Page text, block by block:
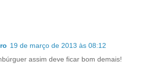
19 de março de 2013 às 08:12
assim deve ficar bom demais!